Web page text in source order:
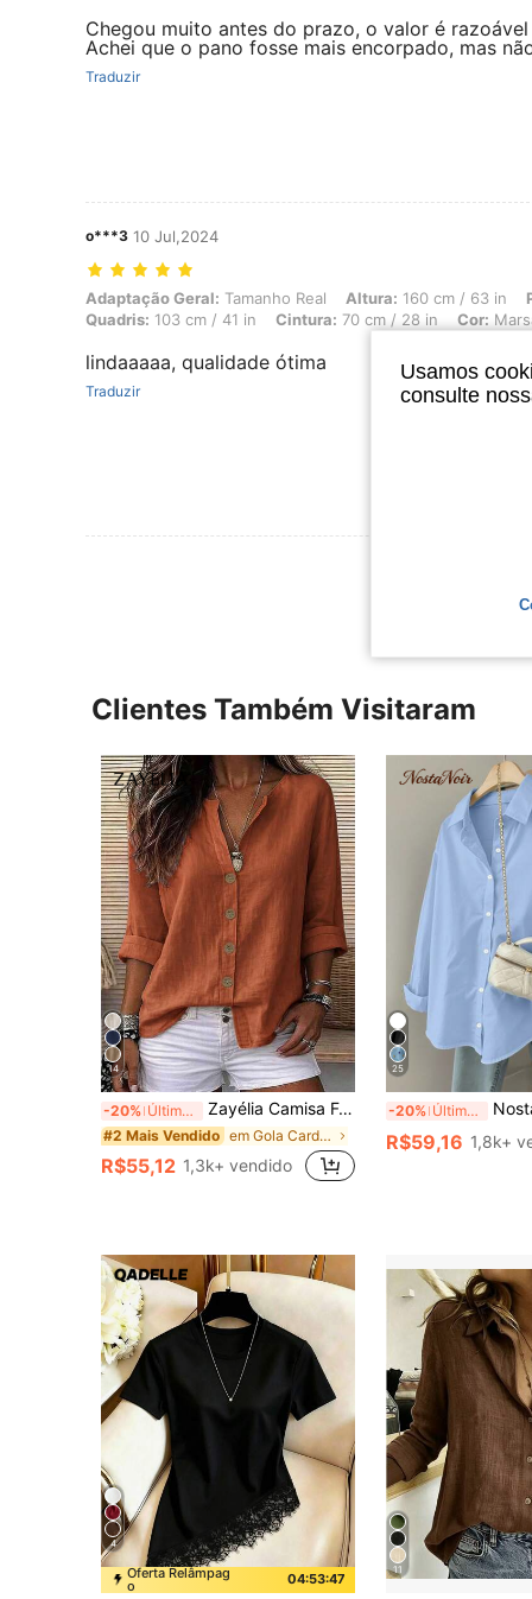
Chegou muito antes do prazo, o valor é
Achei que o pano fosse mais encorpado, mas
Traduzir
o***3 10 Jul,2024
Adaptação Geral: Tamanho Real, Altura: 160 cm / 63 in, Peso: 56
Adaptação Geral: Tamanho Real Altura: 160 cm / 63 in
Quadris: 103 cm / 41 in Cintura: 70 cm / 28 in Cor:
lindaaaaa, qualidade ótima
Traduzir
Clientes Também Visitaram
14
-20% Últimos 3 dias Zayélia Camisa Feminina de Verão Elegante e Simples, Tecido Liso, Casual, Camisa de Trabalho
#2 Mais Vendido em Gola Cardigan Tops, blusas e camisetas feminina
R$55,12 1,3k+ vendido
25
-20% Últimos 3 dias NostaNoir Camisa Longa
R$59,16 1,8k+
4
Oferta Relâmpag
o 04:53:45
11
Usamos
consulte